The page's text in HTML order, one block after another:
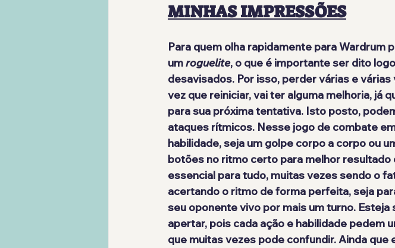
MINHAS IMPRESSÕES
Para quem olha rapidamente para Wardrum
um roguelite, o que é importante ser dito
desavisados. Por isso, perder várias e
vez que reiniciar, vai ter alguma melhoria, já
para sua próxima tentativa. Isto posto,
ataques rítmicos. Nesse jogo de combate
habilidade, seja um golpe corpo a corpo ou
botões no ritmo certo para melhor resultado
essencial para tudo, muitas vezes sendo o
acertando o ritmo de forma perfeita, seja
seu oponente vivo por mais um turno.
apertar, pois cada ação e habilidade pedem
que muitas vezes pode confundir. Ainda